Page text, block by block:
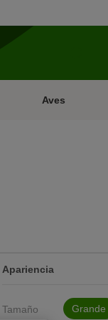
Aves
Apariencia
Tamaño Grande